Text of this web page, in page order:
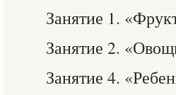
Занятие 1.
Занятие 2.
Занятие 4.